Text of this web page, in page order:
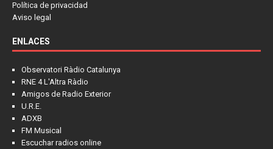
Política de privacidad
Aviso legal
ENLACES
Observatori Ràdio Catalunya
RNE 4 L'Altra Ràdio
Amigos de Radio Exterior
U.R.E.
ADXB
FM Musical
Escuchar radios online